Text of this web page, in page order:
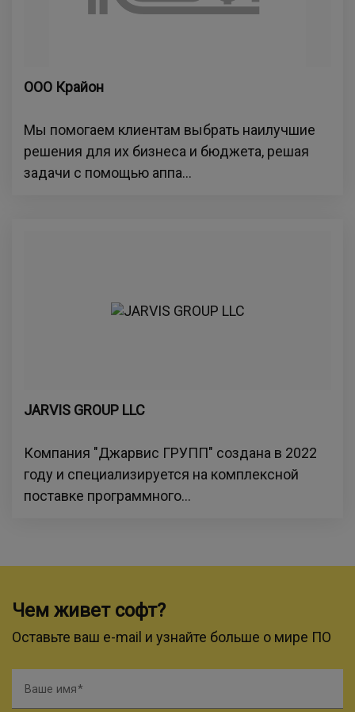
ООО Крайон
Мы помогаем клиентам выбрать наилучшие
решения для их бизнеса и бюджета, решая
задачи с помощью аппа...
JARVIS GROUP LLC
Компания "Джарвис ГРУПП" создана в 2022
году и специализируется на комплексной
поставке программного...
Чем живет софт?
Оставьте ваш e-mail и узнайте больше о мире ПО
Ваше имя